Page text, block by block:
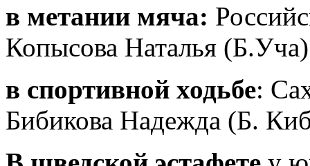
в метании мяча:
Копысова Наталья
в спортивной ходьбе:
Бибикова Надежда (Б.